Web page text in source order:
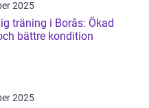
2025
träning i Borås: Ökad
bättre kondition
2025